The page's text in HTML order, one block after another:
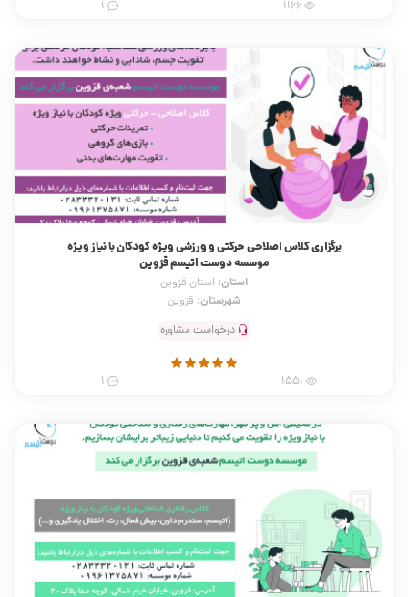
1166
برگزاری کلاس اصلاحی حرکتی و ورزشی ویژه کودکان با نیاز ویژه
موسسه دوست اتیسم قزوین
استان: استان قزوین
شهرستان: قزوین
درخواست مشاوره